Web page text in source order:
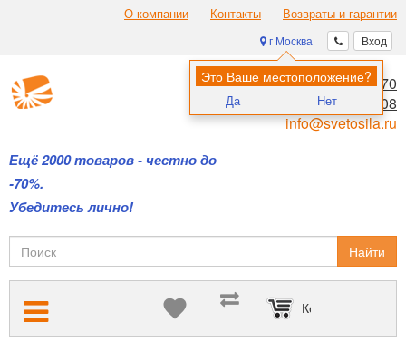
О компании Контакты Возвраты и гарантии
Вход
г Москва
Это Ваше местоположение?
Да Нет
Ещё 2000 товаров - честно до
-70%.
Убедитесь лично!
8 (495) 970-00-70
8 (800) 700-11-08
info@svetosila.ru
Найти
Корзина пуста